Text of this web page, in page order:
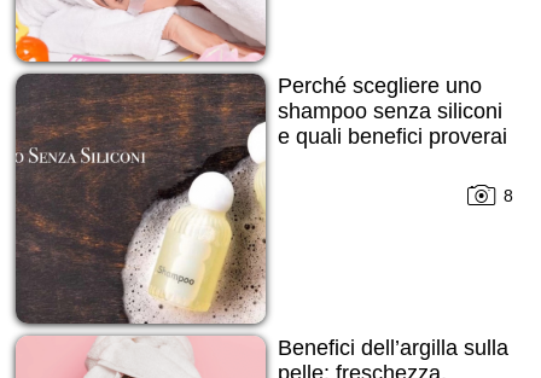
Perché scegliere uno
shampoo senza siliconi
e quali benefici proverai
8
Benefici dell’argilla sulla
pelle: freschezza,